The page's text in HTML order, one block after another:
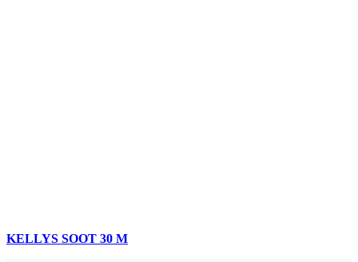
KELLYS SOOT 30 M